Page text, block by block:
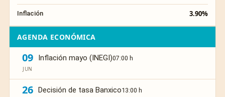
Inflación 3.90%
AGENDA ECONÓMICA
09
JUN
Inflación mayo (INEGI)07:00 h
26 Decisión de tasa Banxico13:00 h